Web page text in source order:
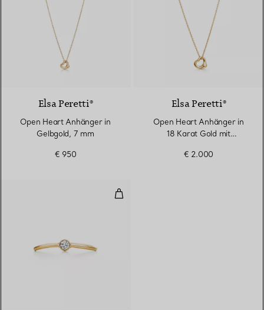
2 Materialien
Elsa Peretti®
Open Heart Anhänger in
Gelbgold, 7 mm
€ 950
Elsa Peretti®
Open Heart Anhänger in
18 Karat Gold mit
€ 2.000
Wave einreihiger Diamantring